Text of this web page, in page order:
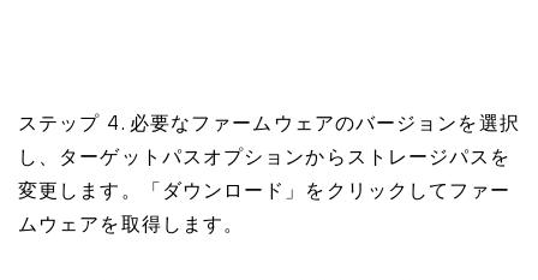
ステップ 4. 必要なファームウェアのバージョンを選択
し、ターゲットパスオプションからストレージパスを
変更します。「ダウンロード」をクリックしてファー
ムウェアを取得します。